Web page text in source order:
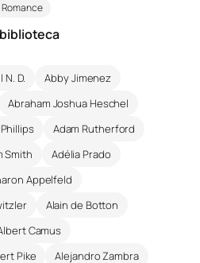
Romance
D.
Abby Jimenez
Abraham Joshua Heschel
Adam Rutherford
Smith
Adélia Prado
Appelfeld
Alain de Botton
Camus
Pike Alejandro Zambra